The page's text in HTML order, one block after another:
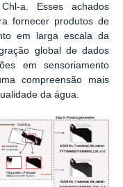
a. Esses achados
fornecer produtos de
em larga escala da
global de dados
em sensoriamento
compreensão mais
da água.